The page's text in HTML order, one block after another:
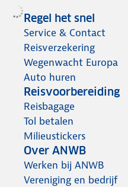
Regel het snel
Service & Contact
Reisverzekering
Wegenwacht Europa
Auto huren
Reisvoorbereiding
Reisbagage
Tol betalen
Milieustickers
Over ANWB
Werken bij ANWB
Vereniging en bedrijf